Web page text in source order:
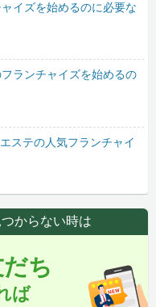
イズを始めるのに必要な
ランチャイズを始めるの
ステの人気フランチャイ
からない時は
ち
ば